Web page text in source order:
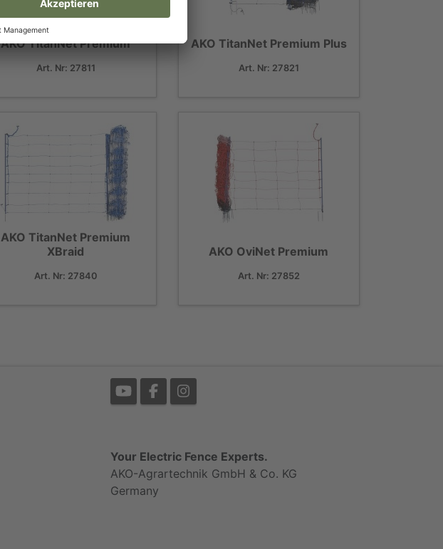
AKO TitanNet Premium
Art. Nr: 27811
AKO TitanNet Premium Plus
Art. Nr: 27821
AKO TitanNet Premium
XBraid
Art. Nr: 27840
AKO OviNet Premium
Art. Nr: 27852
Your Electric Fence Experts.
AKO-Agrartechnik GmbH & Co. KG
Germany